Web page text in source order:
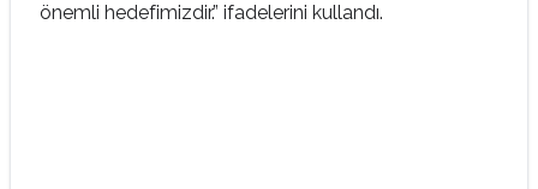
önemli hedefimizdir.” ifadelerini kullandı.